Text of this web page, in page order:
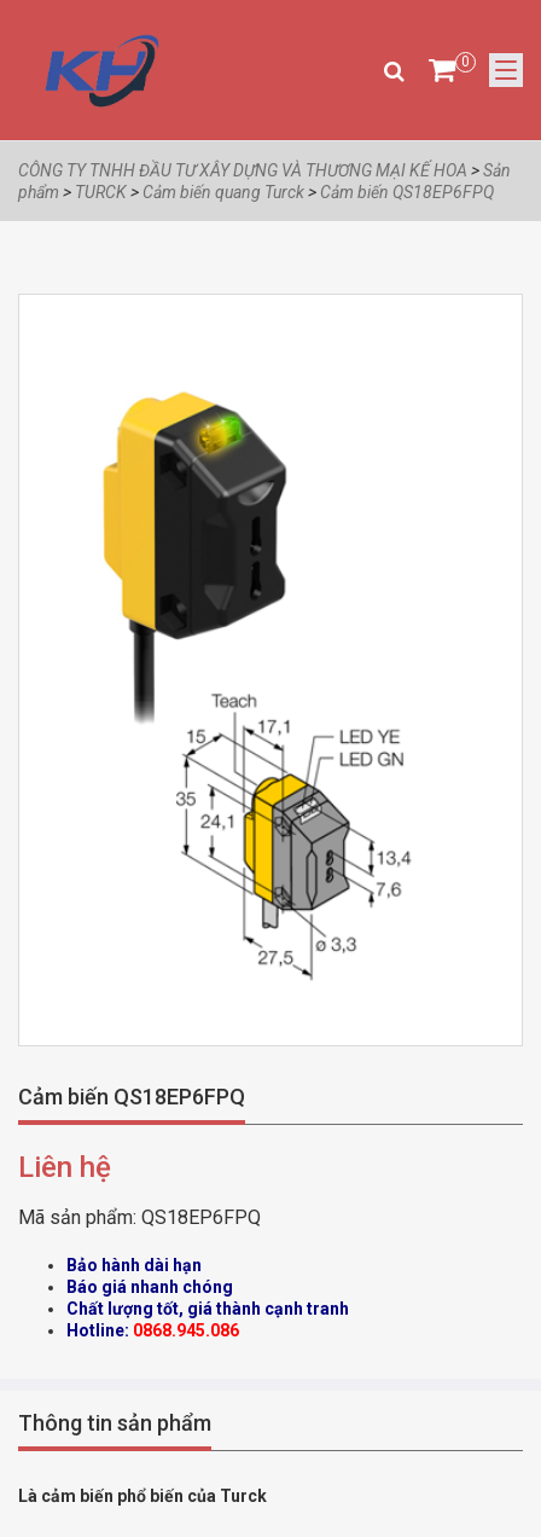
0
CÔNG TY TNHH ĐẦU TƯ XÂY DỰNG VÀ THƯƠNG MẠI KẾ HOA >Sản
phẩm > TURCK> Cảm biến quang Turck> Cảm biến QS18EP6FPQ
Cảm biến QS18EP6FPQ
Liên hệ
Mã sản phẩm: QS18EP6FPQ
Bảo hành dài hạn
Báo giá nhanh chóng
Chất lượng tốt, giá thành cạnh tranh
Hotline: 0868.945.086
Thông tin sản phẩm
Là cảm biến phổ biến của Turck